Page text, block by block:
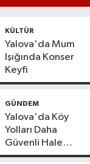
KÜLTÜR
Yalova'da Mum
Işığında Konser
Keyfi
GÜNDEM
Yalova'da Köy
Yolları Daha
Güvenli Hale
Geliyor